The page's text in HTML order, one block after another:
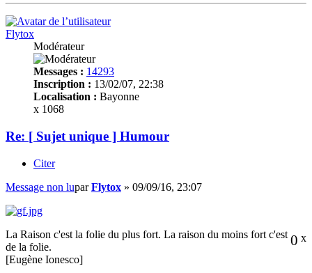
Flytox
Modérateur
Messages : 14293
Inscription : 13/02/07, 22:38
Localisation : Bayonne
x 1068
Re: [ Sujet unique ] Humour
Citer
Message non luparFlytox » 09/09/16, 23:07
0 x
La Raison c'est la folie du plus fort. La raison du moins fort c'est
de la folie.
[Eugène Ionesco]